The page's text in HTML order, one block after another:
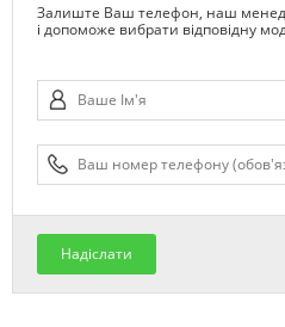
Залиште Ваш телефон, наш
і допоможе вибрати відповідну
Надіслати